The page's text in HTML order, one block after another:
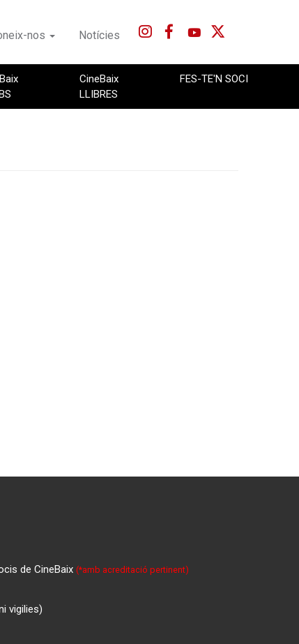
nos Notícies
CineBaix
LLIBRES
FES-TE'N SOCI
de CineBaix(*amb acreditació pertinent)
vigilies)